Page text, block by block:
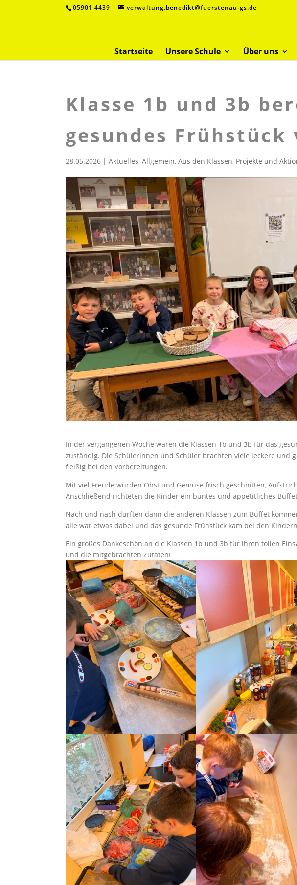
05901 4439 verwaltung.benedikt@fuerstenau-gs.de
Startseite Unsere Schule Über uns
Klasse 1b und 3b
gesundes Frühstück
28.05.2026 |Aktuelles,Allgemein,Aus den Klassen, Projekte und
In der vergangenen Woche waren die Klassen 1b und 3b für das
zuständig. Die Schülerinnen und Schüler brachten viele leckere und
fleißig bei den Vorbereitungen.
Mit viel Freude wurden Obst und Gemüse frisch geschnitten,
Anschließend richteten die Kinder ein buntes und appetitliches
Nach und nach durften dann die anderen Klassen zum Buffet
alle war etwas dabei und das gesunde Frühstück kam bei den
Ein großes Dankeschön an die Klassen 1b und 3b für ihren tollen
und die mitgebrachten Zutaten!